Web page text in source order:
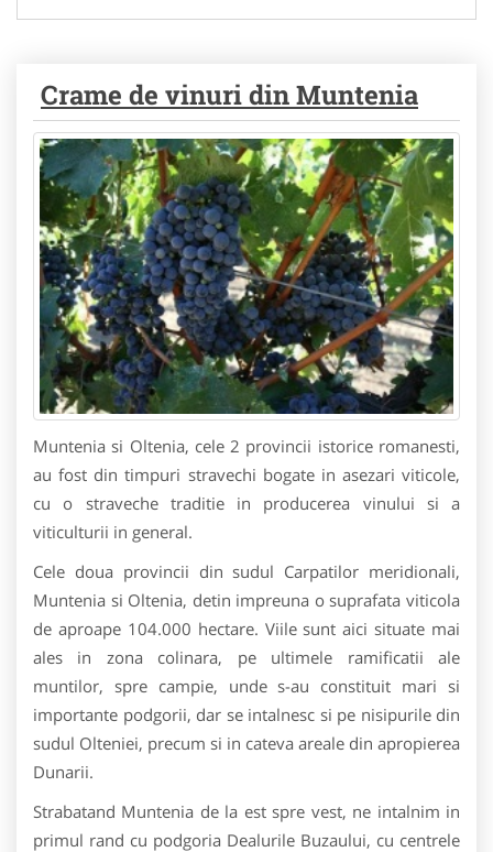
Crame de vinuri din Muntenia
Muntenia si Oltenia, cele 2 provincii istorice romanesti,
au fost din timpuri stravechi bogate in asezari viticole,
cu o straveche traditie in producerea vinului si a
viticulturii in general.
Cele doua provincii din sudul Carpatilor meridionali,
Muntenia si Oltenia, detin impreuna o suprafata viticola
de aproape 104.000 hectare. Viile sunt aici situate mai
ales in zona colinara, pe ultimele ramificatii ale
muntilor, spre campie, unde s-au constituit mari si
importante podgorii, dar se intalnesc si pe nisipurile din
sudul Olteniei, precum si in cateva areale din apropierea
Dunarii.
Strabatand Muntenia de la est spre vest, ne intalnim in
primul rand cu podgoria Dealurile Buzaului, cu centrele